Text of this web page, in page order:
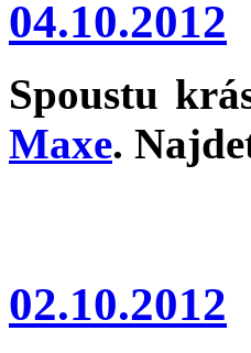
04.10.2012
Spoustu
Maxe.
02.10.2012